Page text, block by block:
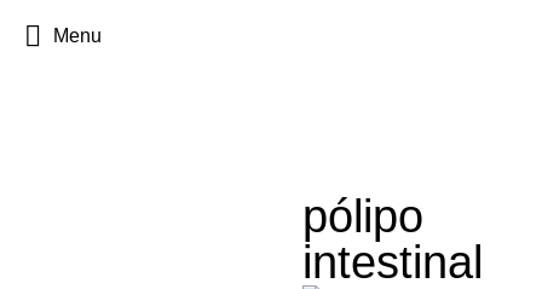
Menu
pólipo
intestinal